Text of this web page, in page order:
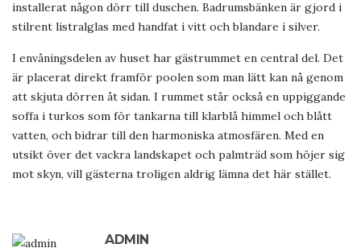
installerat någon dörr till duschen. Badrumsbänken är gjord i
stilrent listralglas med handfat i vitt och blandare i silver.
I envåningsdelen av huset har gästrummet en central del. Det
är placerat direkt framför poolen som man lätt kan nå genom
att skjuta dörren åt sidan. I rummet står också en uppiggande
soffa i turkos som för tankarna till klarblå himmel och blått
vatten, och bidrar till den harmoniska atmosfären. Med en
utsikt över det vackra landskapet och palmträd som höjer sig
mot skyn, vill gästerna troligen aldrig lämna det här stället.
ADMIN